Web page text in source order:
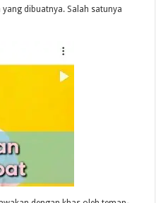
dibuatnya. Salah satunya